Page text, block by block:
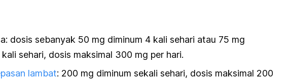
dosis sebanyak 50 mg diminum 4 kali sehari atau 75 mg
sehari, dosis maksimal 300 mg per hari.
lambat: 200 mg diminum sekali sehari, dosis maksimal 200